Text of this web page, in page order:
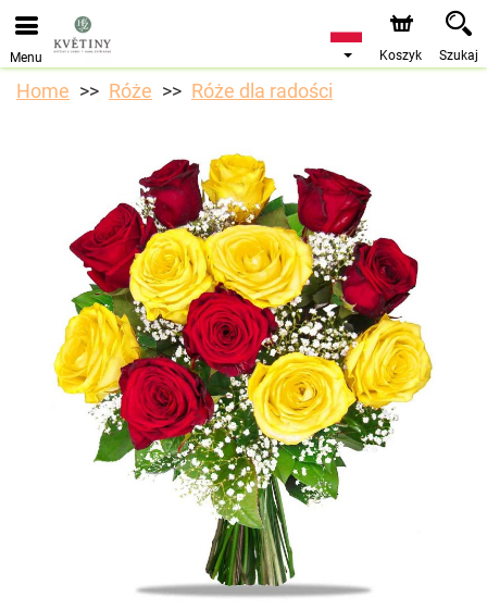
Przyjmujemy zamówienia za pośrednictwem naszego
sklepu internetowego. Najbliższy możliwy termin dostawy
to 10.08.2026 z powodu urlopu.
Menu Koszyk Szukaj
Home Róże Róże dla radości